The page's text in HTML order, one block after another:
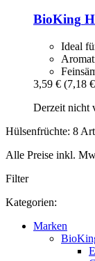
BioKing
Ideal
3,59 € (7,18
Derzeit nicht
Hülsenfrüchte: 8
Alle Preise inkl.
Filter
Kategorien:
Marken